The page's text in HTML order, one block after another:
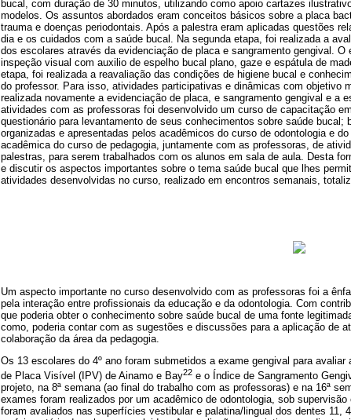
bucal, com duração de 30 minutos, utilizando como apoio cartazes
modelos. Os assuntos abordados eram conceitos básicos sobre a placa
trauma e doenças periodontais. Após a palestra eram aplicadas questões
dia e os cuidados com a saúde bucal. Na segunda etapa, foi realizada a
dos escolares através da evidenciação de placa e sangramento gengival.
inspeção visual com auxilio de espelho bucal plano, gaze e espátula de
etapa, foi realizada a reavaliação das condições de higiene bucal e
do professor. Para isso, atividades participativas e dinâmicas com objetivo
realizada novamente a evidenciação de placa, e sangramento gengival e a
atividades com as professoras foi desenvolvido um curso de capacitação
questionário para levantamento de seus conhecimentos sobre saúde
organizadas e apresentadas pelos acadêmicos do curso de odontologia e
acadêmica do curso de pedagogia, juntamente com as professoras, de
palestras, para serem trabalhados com os alunos em sala de aula. Desta
e discutir os aspectos importantes sobre o tema saúde bucal que lhes
atividades desenvolvidas no curso, realizado em encontros semanais,
Um aspecto importante no curso desenvolvido com as professoras foi a
pela interação entre profissionais da educação e da odontologia. Com
que poderia obter o conhecimento sobre saúde bucal de uma fonte
como, poderia contar com as sugestões e discussões para a aplicação de
colaboração da área da pedagogia.
Os 13 escolares do 4º ano foram submetidos a exame gengival para
de Placa Visível (IPV) de Ainamo e Bay22 e o Índice de Sangramento
projeto, na 8ª semana (ao final do trabalho com as professoras) e na 16ª
exames foram realizados por um acadêmico de odontologia, sob
foram avaliados nas superfícies vestibular e palatina/lingual dos dentes 11,